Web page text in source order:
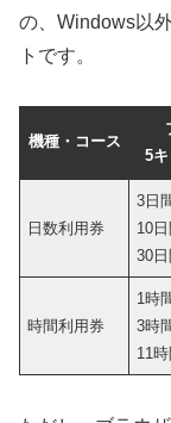
の、Windows以
トです。
機種・コース
5
日数利用券
3日
10
30
時間利用券
1時
3時
11